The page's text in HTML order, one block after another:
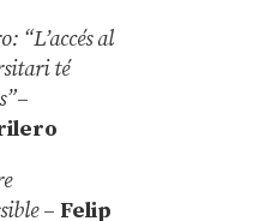
“L’accés al
té
–
– Felip